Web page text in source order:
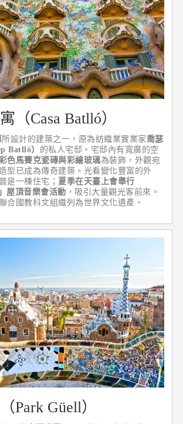
（Casa Batlló）
所設計的建築之一，原為紡織業實業家喬瑟
Batlló） 的私人宅邸。宅邸內有寬廣的空
色馬賽克瓷磚與彩繪玻璃為裝飾，外觀宛
型已成為傳奇建築。光看變化豐富的外
是一棟住宅； 夏季在天臺上會舉行
屋頂音樂會活動 ，吸引大量觀光客前來。
合國教科文組織列為世界文化遺產。
Park Güell）